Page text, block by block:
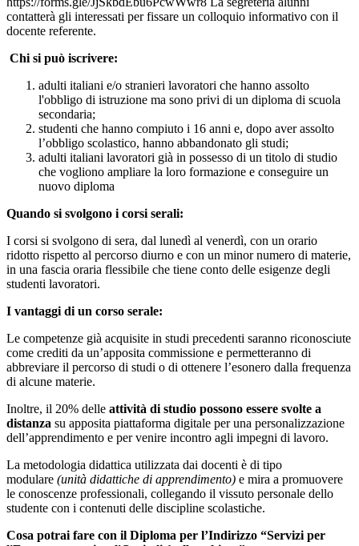
contatterà gli interessati per fissare un colloquio informativo con il
docente referente.
Chi si può iscrivere:
adulti italiani e/o stranieri lavoratori che hanno assolto
l'obbligo di istruzione ma sono privi di un diploma di scuola
secondaria;
studenti che hanno compiuto i 16 anni e, dopo aver assolto
l’obbligo scolastico, hanno abbandonato gli studi;
adulti italiani lavoratori già in possesso di un titolo di studio
che vogliono ampliare la loro formazione e conseguire un
nuovo diploma
Quando si svolgono i corsi serali:
I corsi si svolgono di sera, dal lunedì al venerdì, con un orario
ridotto rispetto al percorso diurno e con un minor numero di materie,
in una fascia oraria flessibile che tiene conto delle esigenze degli
studenti lavoratori.
I vantaggi di un corso serale:
Le competenze già acquisite in studi precedenti saranno riconosciute
come crediti da un’apposita commissione e permetteranno di
abbreviare il percorso di studi o di ottenere l’esonero dalla frequenza
di alcune materie.
Inoltre, il 20% delle attività di studio possono essere svolte a
distanza su apposita piattaforma digitale per una personalizzazione
dell’apprendimento e per venire incontro agli impegni di lavoro.
La metodologia didattica utilizzata dai docenti è di tipo
modulare (unità didattiche di apprendimento) e mira a promuovere
le conoscenze professionali, collegando il vissuto personale dello
studente con i contenuti delle discipline scolastiche.
Cosa potrai fare con il Diploma per l’Indirizzo “Servizi per